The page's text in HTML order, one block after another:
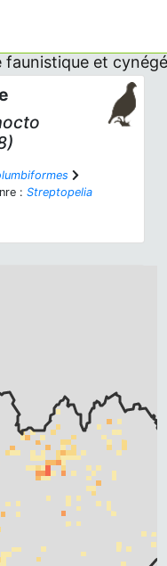
faunistique et
: Streptopelia